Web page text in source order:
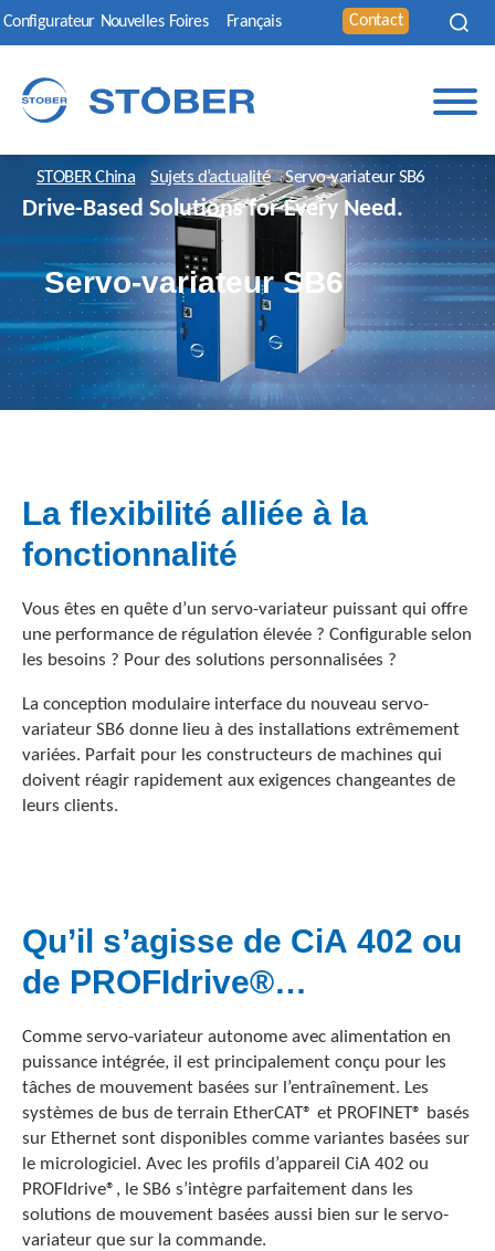
Configurateur Nouvelles Foires Français Contact
STOBER China Sujets d’actualité Servo-variateur SB6
Drive-Based Solutions for Every Need.
Servo-variateur SB6
La flexibilité alliée à la
fonctionnalité
Vous êtes en quête d’un servo-variateur puissant qui offre
une performance de régulation élevée ? Configurable selon
les besoins ? Pour des solutions personnalisées ?
La conception modulaire interface du nouveau servo-
variateur SB6 donne lieu à des installations extrêmement
variées. Parfait pour les constructeurs de machines qui
doivent réagir rapidement aux exigences changeantes de
leurs clients.
Qu’il s’agisse de CiA 402 ou
de PROFIdrive®…
Comme servo-variateur autonome avec alimentation en
puissance intégrée, il est principalement conçu pour les
tâches de mouvement basées sur l’entraînement. Les
systèmes de bus de terrain EtherCAT® et PROFINET® basés
sur Ethernet sont disponibles comme variantes basées sur
le micrologiciel. Avec les profils d’appareil CiA 402 ou
PROFIdrive®, le SB6 s’intègre parfaitement dans les
solutions de mouvement basées aussi bien sur le servo-
variateur que sur la commande.